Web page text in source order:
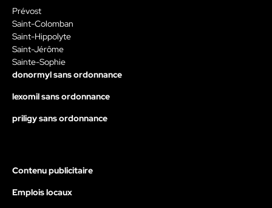
Prévost
Saint-Colomban
Saint-Hippolyte
Saint-Jérôme
Sainte-Sophie
donormyl sans ordonnance
lexomil sans ordonnance
priligy sans ordonnance
Contenu publicitaire
Emplois locaux